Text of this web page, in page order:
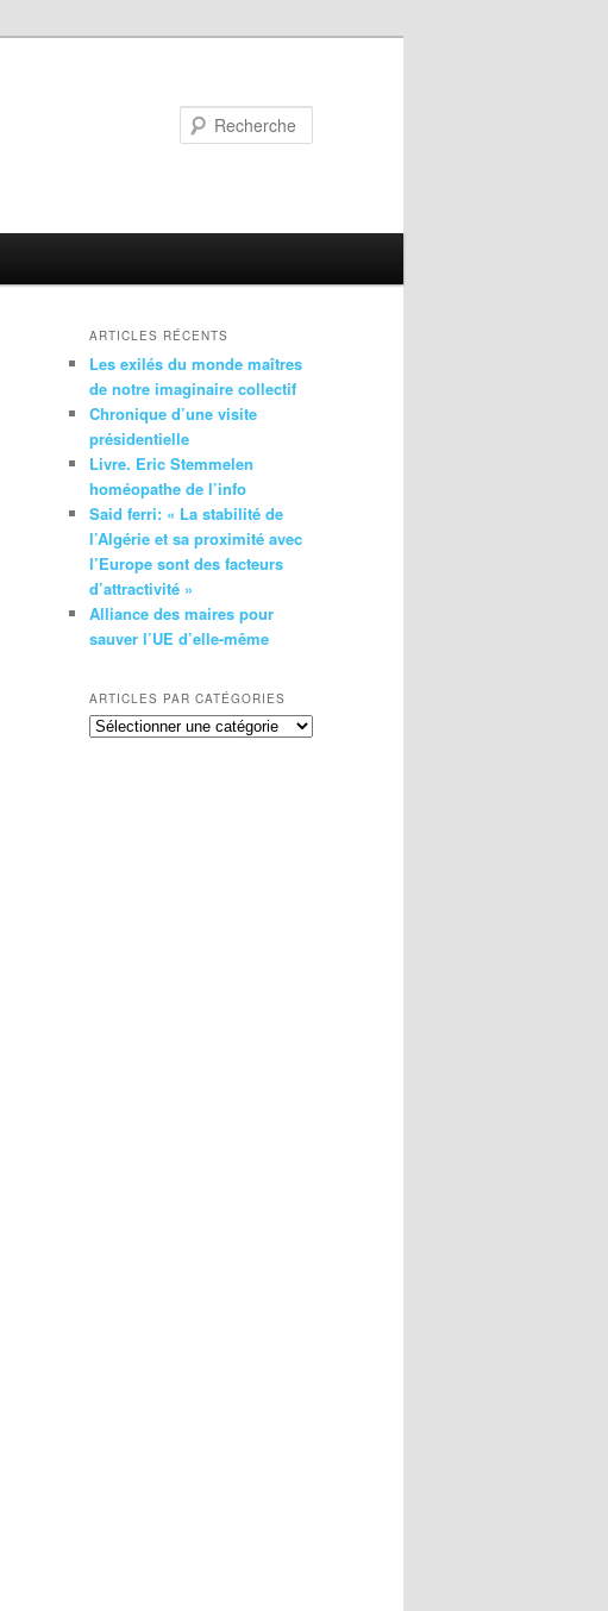
ARTICLES RÉCENTS
Les exilés du monde maîtres
de notre imaginaire collectif
Chronique d’une visite
présidentielle
Livre. Eric Stemmelen
homéopathe de l’info
Said ferri: « La stabilité de
l’Algérie et sa proximité avec
l’Europe sont des facteurs
d’attractivité »
Alliance des maires pour
sauver l’UE d’elle-même
ARTICLES PAR CATÉGORIES
Articles